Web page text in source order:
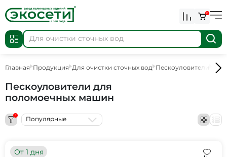
0
Главная Продукция Для очистки сточных вод Пескоуловители
Пескоуловители для
поломоечных машин
1 Популярные
От 1 дня